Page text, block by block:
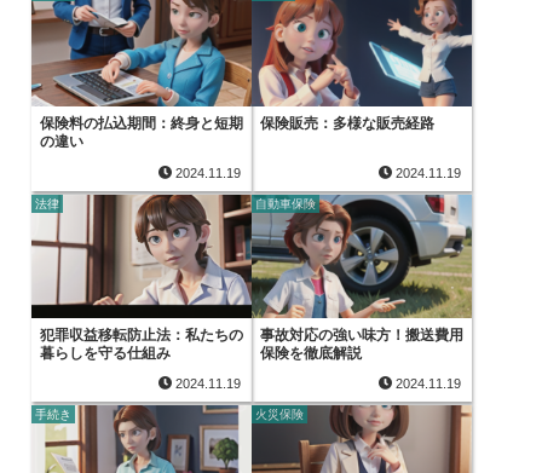
保険料の払込期間：終身と短期
の違い
2024.11.19
保険販売：多様な販売経路
2024.11.19
法律
犯罪収益移転防止法：私たちの
暮らしを守る仕組み
2024.11.19
自動車保険
事故対応の強い味方！搬送費用
保険を徹底解説
2024.11.19
手続き 火災保険